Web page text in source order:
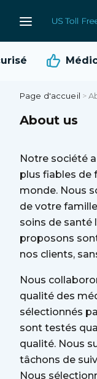
Page d'accueil >
About us
Notre société
plus fiables de
monde. Nous
de votre
soins de santé
proposons
nos clients,
Nous
qualité des
sélectionnés
sont testés
qualité. Nous
tâchons de
Nous